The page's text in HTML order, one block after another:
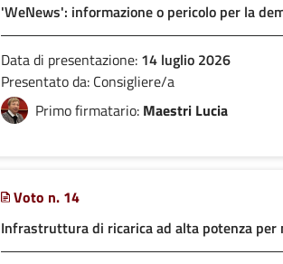
'WeNews': informazione o pericolo per la
Data di presentazione: 14 luglio 2026
Presentato da: Consigliere/a
Primo firmatario: Maestri Lucia
Voto n. 14
Infrastruttura di ricarica ad alta potenza per